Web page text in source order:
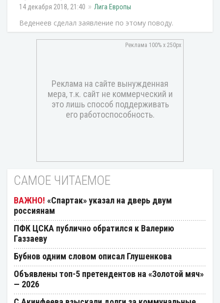
14 декабря 2018, 21:40 Лига Европы
Веденеев сделал заявление по этому поводу.
САМОЕ ЧИТАЕМОЕ
«Спартак» указал на дверь двум
россиянам
ПФК ЦСКА публично обратился к Валерию
Газзаеву
Бубнов одним словом описал Глушенкова
Объявлены топ-5 претендентов на «Золотой мяч»
— 2026